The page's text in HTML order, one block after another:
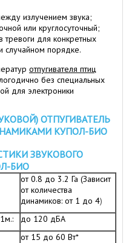
излучением звука;
или круглосуточный;
тревоги для конкретных
случайном порядке.
отпугивателя птиц
без специальных
для электроники
ЗВУКОВОГО
БИО
от 0.8 до 3.2 Га (Зависит
от количества
динамиков: от 1 до 4)
до 120 дБА
от 15 до 60 Вт*